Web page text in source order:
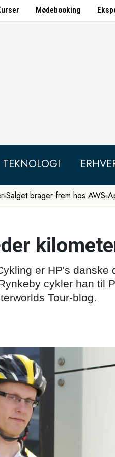
Mødebooking
TEKNOLOGI
Salget brager frem hos AWS
er HP's danske
cykler han til
Tour-blog.